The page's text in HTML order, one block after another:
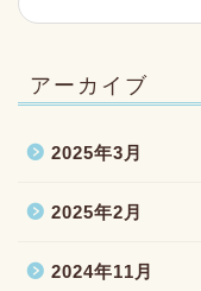
アーカイブ
2025年3月
2025年2月
2024年11月